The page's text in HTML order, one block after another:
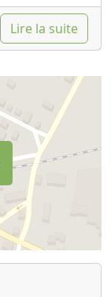
Lire la suite